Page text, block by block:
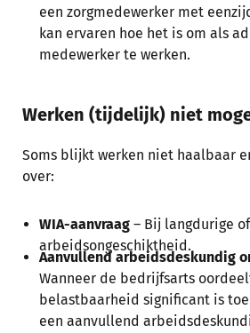
een zorgmedewerker met
kan ervaren hoe het is om als
medewerker te werken.
Werken (tijdelijk) niet
Soms blijkt werken niet haalbaar
over:
WIA-aanvraag – Bij langdurige
arbeidsongeschiktheid.
Aanvullend arbeidsdeskundig
Wanneer de bedrijfsarts
belastbaarheid significant is
een aanvullend